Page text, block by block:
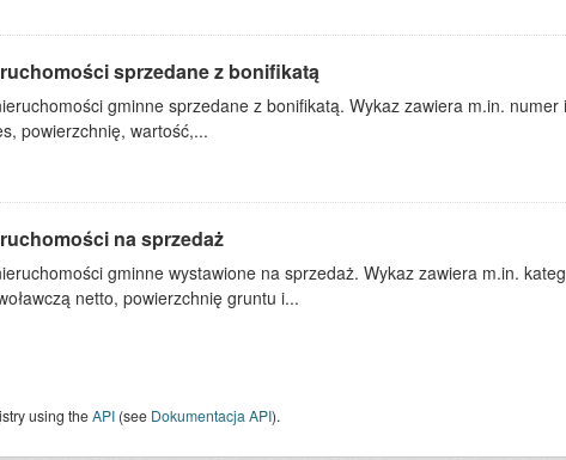
sprzedane z bonifikatą
gminne sprzedane z bonifikatą. Wykaz zawiera m.in. numer
powierzchnię, wartość,...
na sprzedaż
gminne wystawione na sprzedaż. Wykaz zawiera m.in.
netto, powierzchnię gruntu i...
using theAPI(see Dokumentacja API).